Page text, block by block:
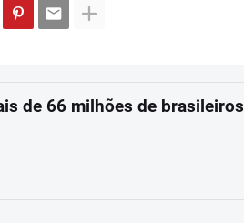
de 66 milhões de brasileiros